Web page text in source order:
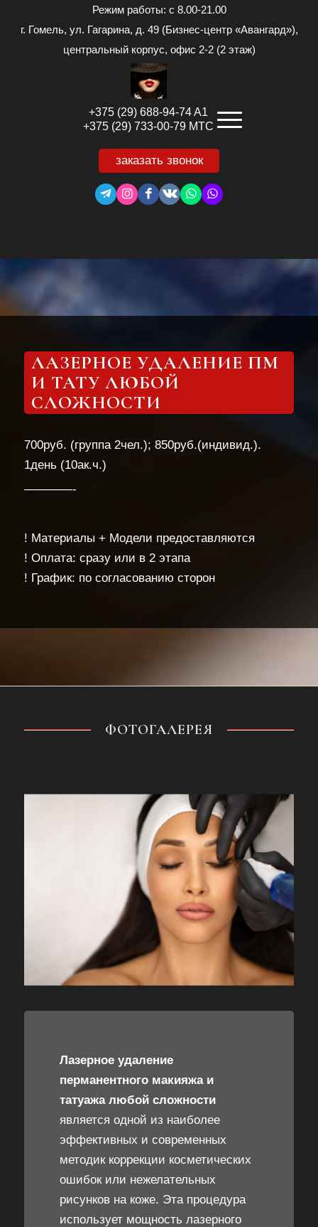
Режим работы: с 8.00-21.00
г. Гомель, ул. Гагарина, д. 49 (Бизнес-центр «Авангард»),
центральный корпус, офис 2-2 (2 этаж)
+375 (29) 688-94-74 A1
+375 (29) 733-00-79 МТС
заказать звонок
ЛАЗЕРНОЕ УДАЛЕНИЕ ПМ
И ТАТУ ЛЮБОЙ
СЛОЖНОСТИ
700руб. (группа 2чел.); 850руб.(индивид.).
1день (10ак.ч.)
————-
! Материалы + Модели предоставляются
! Оплата: сразу или в 2 этапа
! График: по согласованию сторон
ФОТОГАЛЕРЕЯ
Лазерное удаление
перманентного макияжа и
татуажа любой сложности
является одной из наиболее
эффективных и современных
методик коррекции косметических
ошибок или нежелательных
рисунков на коже. Эта процедура
использует мощность лазерного